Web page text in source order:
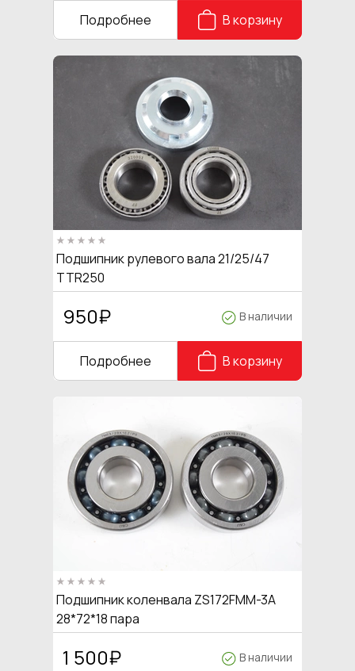
Подробнее В корзину
Подшипник рулевого вала 21/25/47
TTR250
950₽ В наличии
Подробнее В корзину
Подшипник коленвала ZS172FMM-3A
28*72*18 пара
1 500₽ В наличии